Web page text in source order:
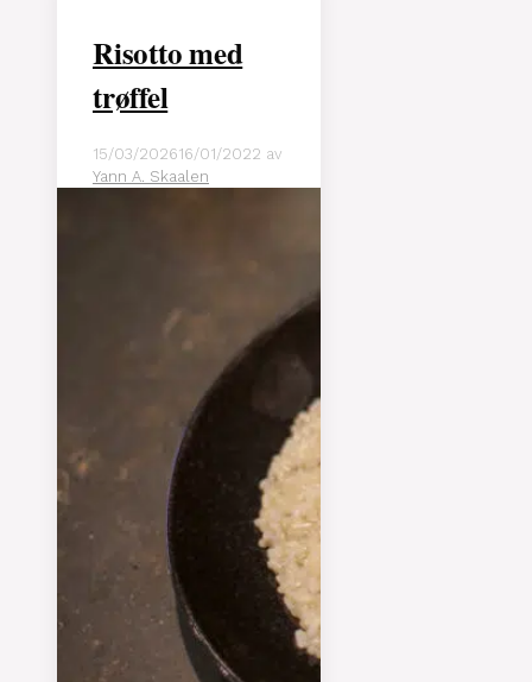
Risotto med
trøffel
15/03/202616/01/2022 av
Yann A. Skaalen